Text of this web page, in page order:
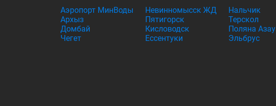
Аэропорт МинВоды
Архыз
Домбай
Чегет
Невинномысск ЖД
Пятигорск
Кисловодск
Ессентуки
Нальчик
Терскол
Поляна Азау
Эльбрус